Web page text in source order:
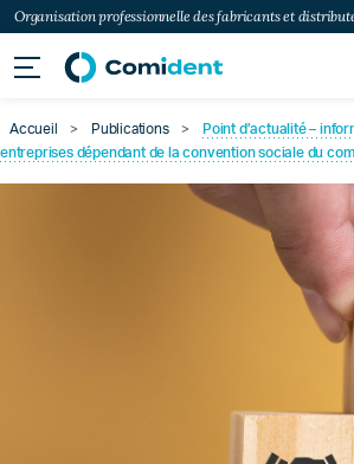
Organisation professionnelle des fabricants et
Accueil > Publications >
Point d’actualité –
entreprises dépendant de la convention sociale du